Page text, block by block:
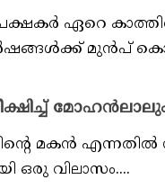
ഏറെ
മുൻപ്
മകൻ എന്നതിൽ
ഒരു വിലാസം....